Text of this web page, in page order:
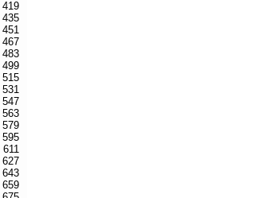
419
435
451
467
483
499
515
531
547
563
579
595
611
627
643
659